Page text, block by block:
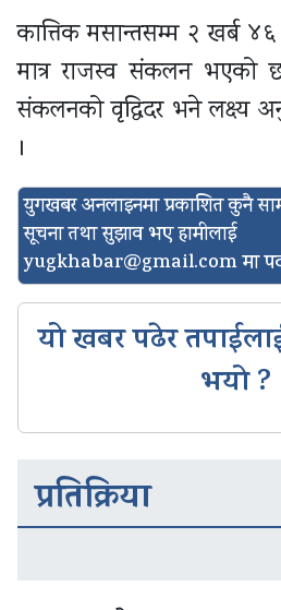
कात्तिक मसान्तसम्म २ खर्ब
मात्र राजस्व संकलन भएको
संकलनको वृद्धिदर भने लक्ष्य
।
युगखबर अनलाइनमा प्रकाशित कुनै
सूचना तथा सुझाव भए हामीलाई
yugkhabar@gmail.comमा
यो खबर पढेर
भयो ?
प्रतिक्रिया